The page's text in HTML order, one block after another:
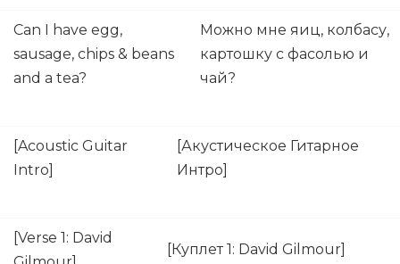
Can I have egg,
sausage, chips & beans
and a tea?
Можно мне яиц, колбасу,
картошку с фасолью и
чай?
[Acoustic Guitar
Intro]
[Акустическое Гитарное
Интро]
[Verse 1: David
[Куплет 1: David Gilmour]